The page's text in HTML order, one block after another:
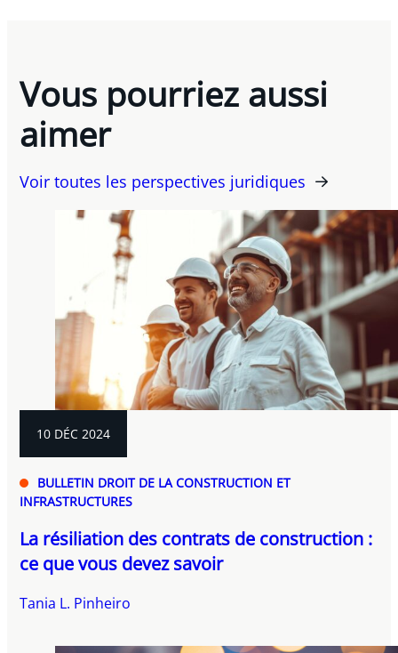
Vous pourriez aussi
aimer
Voir toutes les perspectives juridiques
10 DÉC 2024
BULLETIN DROIT DE LA CONSTRUCTION ET
INFRASTRUCTURES
La résiliation des contrats de construction :
ce que vous devez savoir
Tania L. Pinheiro